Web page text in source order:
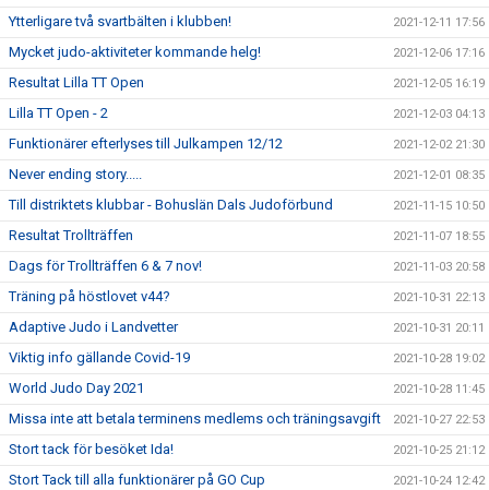
Ytterligare två svartbälten i klubben! 2021-12-11 17:56
Mycket judo-aktiviteter kommande helg! 2021-12-06 17:16
Resultat Lilla TT Open 2021-12-05 16:19
Lilla TT Open - 2 2021-12-03 04:13
Funktionärer efterlyses till Julkampen 12/12 2021-12-02 21:30
Never ending story..... 2021-12-01 08:35
Till distriktets klubbar - Bohuslän Dals Judoförbund 2021-11-15 10:50
Resultat Trollträffen 2021-11-07 18:55
Dags för Trollträffen 6 & 7 nov! 2021-11-03 20:58
Träning på höstlovet v44? 2021-10-31 22:13
Adaptive Judo i Landvetter 2021-10-31 20:11
Viktig info gällande Covid-19 2021-10-28 19:02
World Judo Day 2021 2021-10-28 11:45
Missa inte att betala terminens medlems och träningsavgift 2021-10-27 22:53
Stort tack för besöket Ida! 2021-10-25 21:12
Stort Tack till alla funktionärer på GO Cup 2021-10-24 12:42